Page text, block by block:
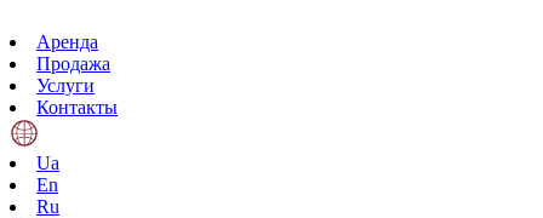
Аренда
Продажа
Услуги
Контакты
Ua
En
Ru